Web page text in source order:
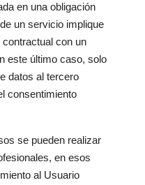
en una obligación
un servicio implique
con un
este último caso, solo
datos al tercero
consentimiento
se pueden realizar
en esos
al Usuario